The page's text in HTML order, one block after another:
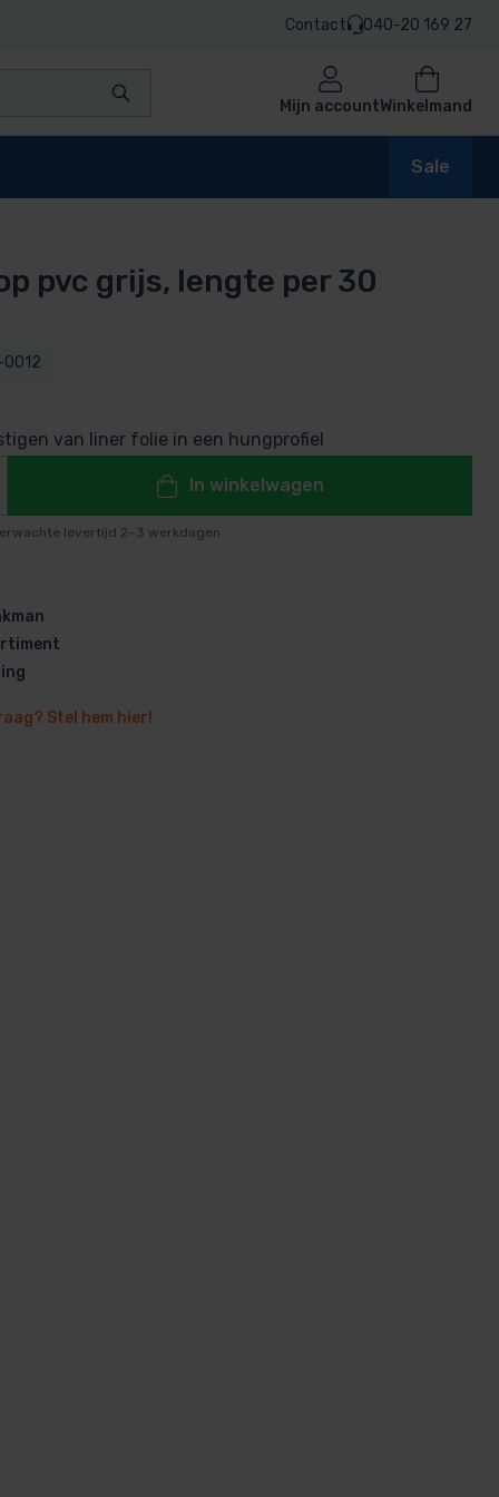
Contact 040-20 169 27
Mijn accountWinkelmand
Sale
pvc grijs, lengte per 30
van liner folie in een hungprofiel
In winkelwagen
levertijd 2–3 werkdagen
Stel hem hier!